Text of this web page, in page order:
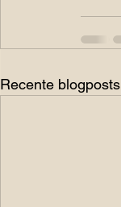
Recente blogposts